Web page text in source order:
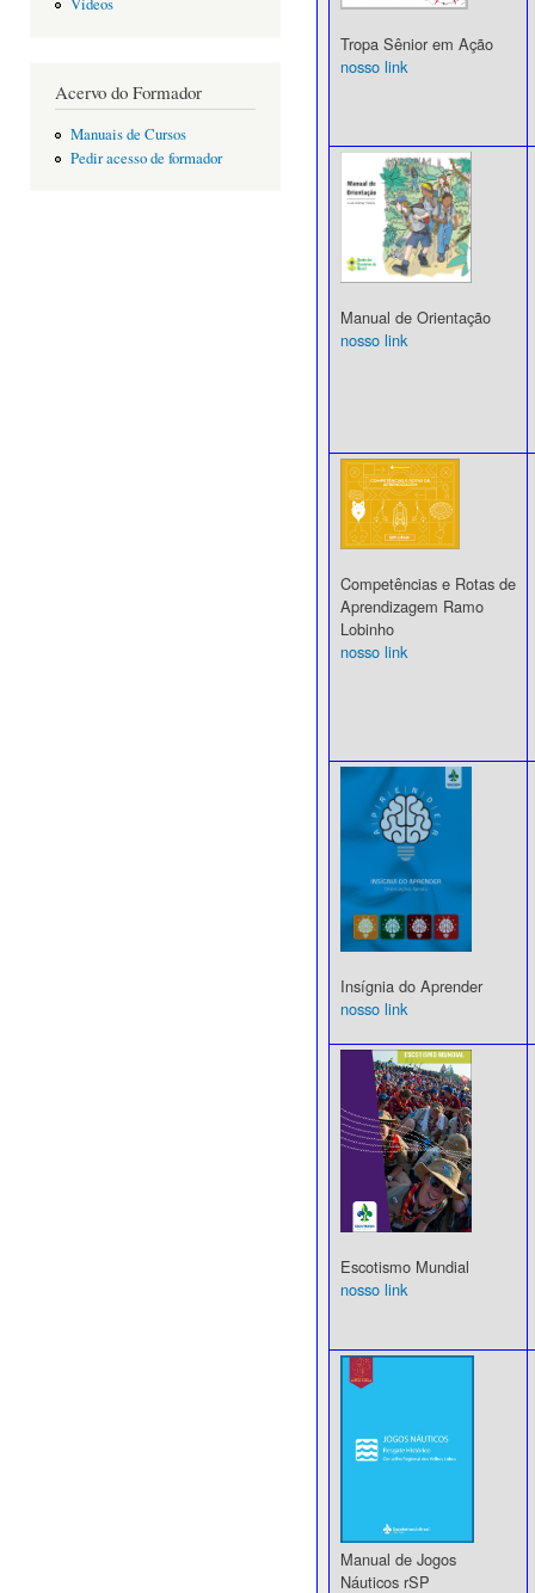
Vídeos
Acervo do Formador
Manuais de Cursos
Pedir acesso de formador
Tropa Sênior em Ação
nosso link
Manual de Orientação
nosso link
Competências e Rotas de
Aprendizagem Ramo
Lobinho
nosso link
Insígnia do Aprender
nosso link
Escotismo Mundial
nosso link
Manual de Jogos
Náuticos rSP